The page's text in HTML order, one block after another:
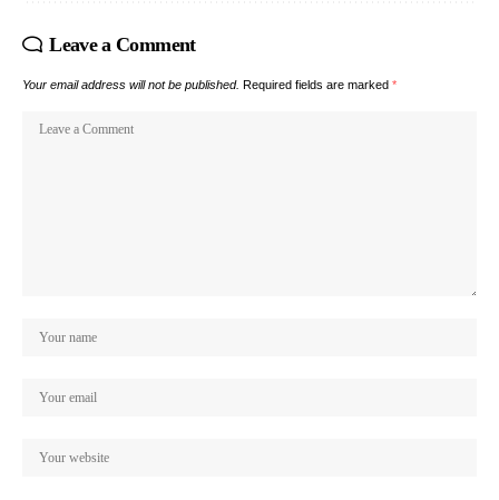
Leave a Comment
Your email address will not be published. Required fields are marked *